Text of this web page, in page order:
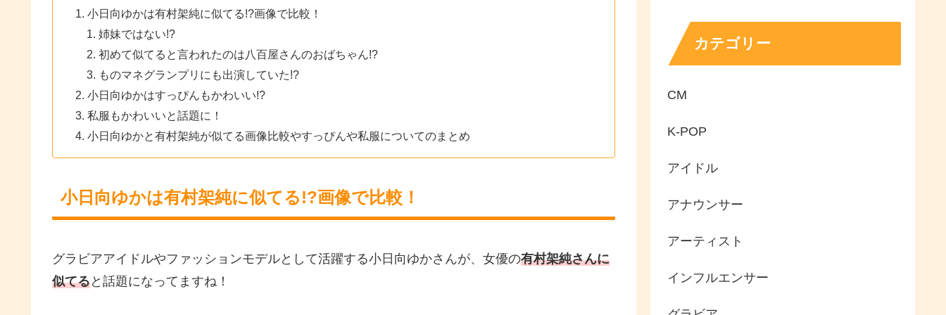
小日向ゆかは有村架純に似てる!?画像で比較！
姉妹ではない!?
初めて似てると言われたのは八百屋さんのおばちゃん!?
ものマネグランプリにも出演していた!?
小日向ゆかはすっぴんもかわいい!?
私服もかわいいと話題に！
小日向ゆかと有村架純が似てる画像比較やすっぴんや私服についてのまとめ
小日向ゆかは有村架純に似てる!?画像で比較！
グラビアアイドルやファッションモデルとして活躍する小日向ゆかさんが、女優の有村架純さんに
似てると話題になってますね！
カテゴリー
CM
K-POP
アイドル
アナウンサー
アーティスト
インフルエンサー